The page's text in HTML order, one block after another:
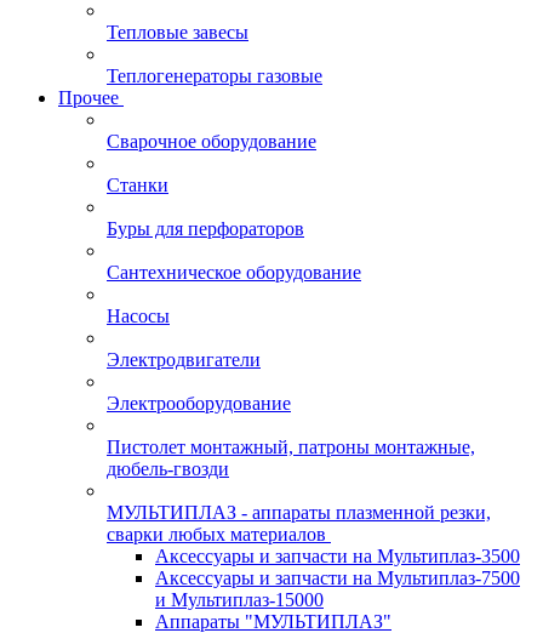
Тепловые завесы
Теплогенераторы газовые
Прочее
Сварочное оборудование
Станки
Буры для перфораторов
Сантехническое оборудование
Насосы
Электродвигатели
Электрооборудование
Пистолет монтажный, патроны монтажные,
дюбель-гвозди
МУЛЬТИПЛАЗ - аппараты плазменной резки,
сварки любых материалов
Аксессуары и запчасти на Мультиплаз-3500
Аксессуары и запчасти на Мультиплаз-7500
и Мультиплаз-15000
Аппараты "МУЛЬТИПЛАЗ"